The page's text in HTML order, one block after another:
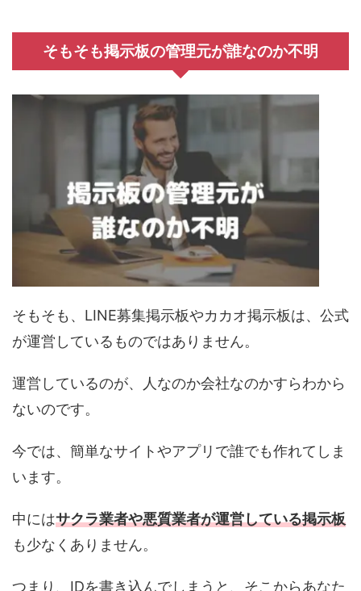
そもそも掲示板の管理元が誰なのか不明
そもそも、LINE募集掲示板やカカオ掲示板は、公式
が運営しているものではありません。
運営しているのが、人なのか会社なのかすらわから
ないのです。
今では、簡単なサイトやアプリで誰でも作れてしま
います。
中にはサクラ業者や悪質業者が運営している掲示板
も少なくありません。
つまり、IDを書き込んでしまうと、そこからあなた